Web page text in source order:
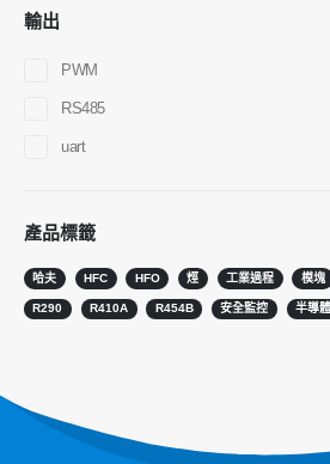
輸出
PWM
RS485
uart
產品標籤
哈夫 HFC HFO 烴 工業過程 模塊
R290 R410A R454B 安全監控 半導體
R454B傳感器
冷鏈製冷劑監測
數據中心冷卻系統監視
跟著我們